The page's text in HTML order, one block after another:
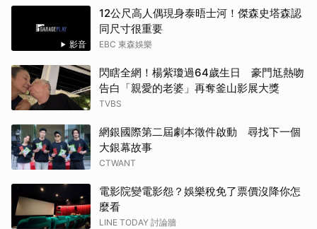
影音
12公尺高人偶現身泰晤士河！傑森史塔森認
同尺寸很重要
EBC 東森娛樂
閃瞎全網！楊紫瓊過64歲生日 豪門尪熱吻
告白「親愛的老婆」再奪釜山影展大獎
TVBS
網銀國際第二屆劇本徵件啟動 尋找下一個
大銀幕故事
CTWANT
電影院變電影怨？娛樂稅免了票價沒降你怎
麼看
LINE TODAY 討論牆